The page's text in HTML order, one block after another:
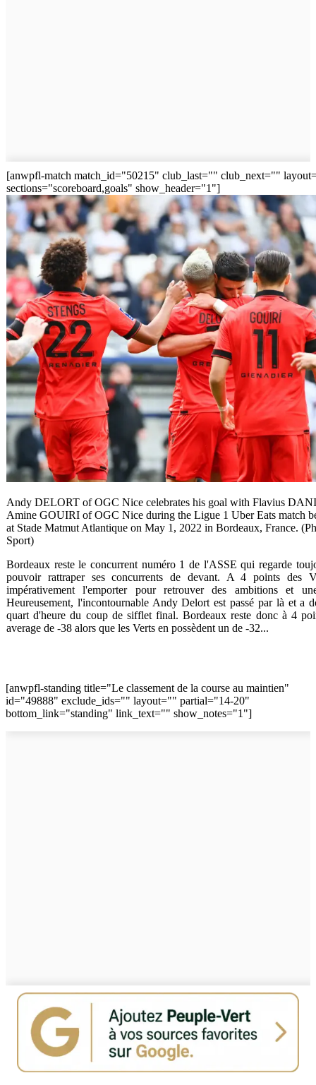
[anwpfl-match match_id="50215" club_last="" club_next=""
sections="scoreboard,goals" show_header="1"]
Andy DELORT of OGC Nice celebrates his goal with Flavius
Amine GOUIRI of OGC Nice during the Ligue 1 Uber Eats match
at Stade Matmut Atlantique on May 1, 2022 in Bordeaux, France.
Sport)
Bordeaux reste le concurrent numéro 1 de l'ASSE qui regarde
pouvoir rattraper ses concurrents de devant. A 4 points des
impérativement l'emporter pour retrouver des ambitions et
Heureusement, l'incontournable Andy Delort est passé par là et a
quart d'heure du coup de sifflet final. Bordeaux reste donc à 4
average de -38 alors que les Verts en possèdent un de -32...
[anwpfl-standing title="Le classement de la course au maintien"
id="49888" exclude_ids="" layout="" partial="14-20"
bottom_link="standing" link_text="" show_notes="1"]